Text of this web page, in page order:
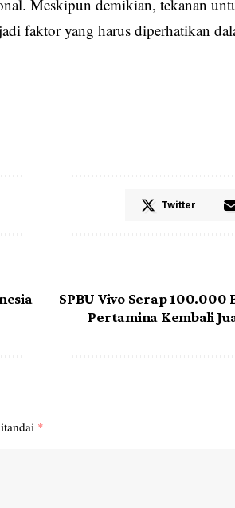
Meskipun demikian, tekanan
faktor yang harus diperhatikan
Twitter
SPBU Vivo Serap 100.000
Pertamina Kembali
*